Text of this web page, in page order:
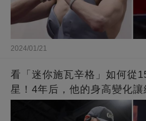
2024/01/21
看「迷你施瓦辛格」如何從
星！4年后，他的身高變化讓